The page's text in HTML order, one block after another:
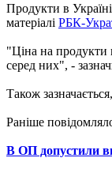
Продукти в
матеріалі РБК-
"Ціна на продукти
серед них", -
Також
Раніше
В ОП допустили